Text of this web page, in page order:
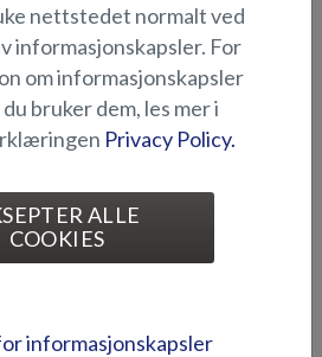
Ekstra rekke for
dypriggfeste
Feste for
frontmontert elmotor
nettstedet normalt ved
informasjonskapsler. For
om informasjonskapsler
bruker dem, les mer i
Privacy Policy.
ALLE
COOKIES
informasjonskapsler